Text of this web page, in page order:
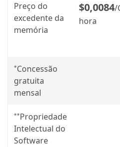
Preço do
excedente da
memória
$0,0084/
hora
*Concessão
gratuita
mensal
**Propriedade
Intelectual do
Software